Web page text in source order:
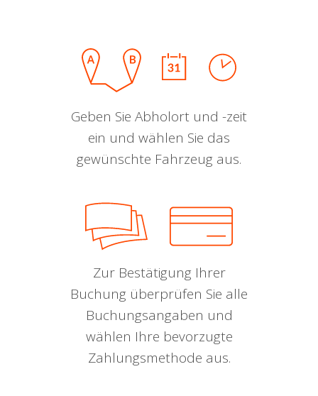
Geben Sie Abholort und -zeit
ein und wählen Sie das
gewünschte Fahrzeug aus.
Zur Bestätigung Ihrer
Buchung überprüfen Sie alle
Buchungsangaben und
wählen Ihre bevorzugte
Zahlungsmethode aus.